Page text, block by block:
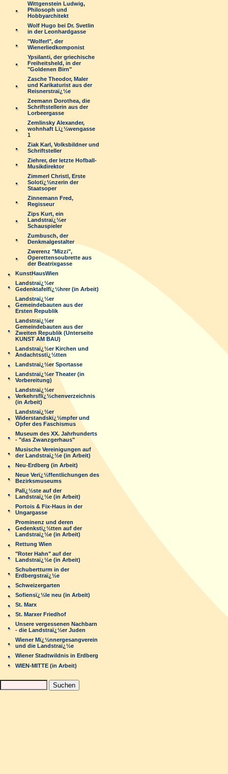
Wittgenstein Ludwig,
Philosoph und
Hobbyarchitekt
Wolf Hugo bei Dr. Svetlin
in der Leonhardgasse
"Wolferl", der
Wienerliedkomponist
Ypsilanti, der griechische
Freiheitsheld, in der
"Goldenen Birn"
Zasche Theodor, Maler
und Karikaturist aus der
Reisnerstraï¿½e
Zeemann Dorothea, die
Schriftstellerin aus der
Lorbeergasse
Zemlinsky Alexander,
wohnhaft Lï¿½wengasse
1
Ziak Karl, Volksbildner und
Schriftsteller
Ziehrer, der letzte Hofball-
Musikdirektor
Zimmerl Christl, Erste
Solotï¿½nzerin der
Staatsoper
Zinnemann Fred,
Regisseur
Zips Kurt, ein
Landstraï¿½er
Schauspieler
Zumbusch, der
Denkmalgestalter
Zwerenz "Mizzi",
Operettensoubrette aus
der Beatrixgasse
KunstHausWien
Landstraï¿½er
Gedenktafelfï¿½hrer (in Arbeit)
Landstraï¿½er
Gemeindebauten aus der
Ersten Republik
Landstraï¿½er
Gemeindebauten aus der
Zweiten Republik (Unterseite
KUNST AM BAU)
Landstraï¿½er Kirchen und
Andachtsstï¿½tten
Landstraï¿½er Sportasse
Landstraï¿½er Theater (in
Vorbereitung)
Landstraï¿½er
Verkehrsflï¿½chenverzeichnis
(in Arbeit)
Landstraï¿½er
Widerstandskï¿½mpfer und
Opfer des Faschismus
Museum des XX. Jahrhunderts
- "das Zwanzgerhaus"
Musische Vereinigungen auf
der Landstraï¿½e (in Arbeit)
Neu-Erdberg (in Arbeit)
Neue Verï¿½ffentlichungen des
Bezirksmuseums
Palï¿½ste auf der
Landstraï¿½e (in Arbeit)
Portois & Fix-Haus in der
Ungargasse
Prominenz und deren
Gedenkstï¿½tten auf der
Landstraï¿½e (in Arbeit)
Rettung Wien
"Roter Hahn" auf der
Landstraï¿½e (in Arbeit)
Schubertturm in der
Erdbergstraï¿½e
Schweizergarten
Sofiensï¿½le neu (in Arbeit)
St. Marx
St. Marxer Friedhof
Unsere vergessenen Nachbarn
- die Landstraï¿½er Juden
Wiener Mï¿½nnergesangverein
und die Landstraï¿½e
Wiener Stadtwildnis in Erdberg
WIEN-MITTE (in Arbeit)